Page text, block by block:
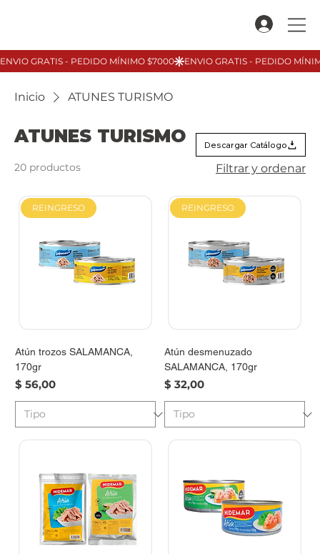
Inicio ATUNES TURISMO
ATUNES TURISMO
20 productos Filtrar y ordenar
REINGRESO
Atún trozos SALAMANCA,
170gr
Precio
$ 56,00
REINGRESO
Atún desmenuzado
SALAMANCA, 170gr
Precio
$ 32,00
Descargar Catálogo